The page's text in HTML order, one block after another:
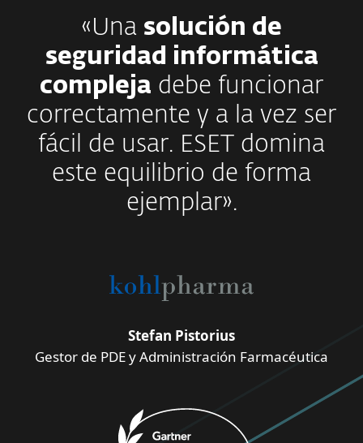
«Una solución de
seguridad informática
compleja debe funcionar
correctamente y a la vez ser
fácil de usar. ESET domina
este equilibrio de forma
ejemplar».
Stefan Pistorius
Gestor de PDE y Administración Farmacéutica